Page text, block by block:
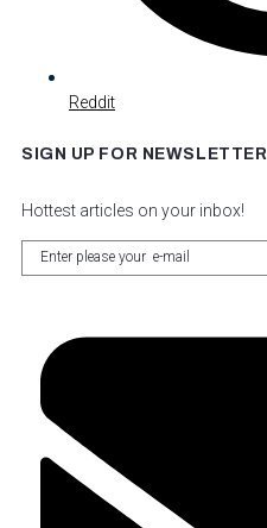
Reddit
SIGN UP FOR NEWSLETTER
Hottest articles on your inbox!